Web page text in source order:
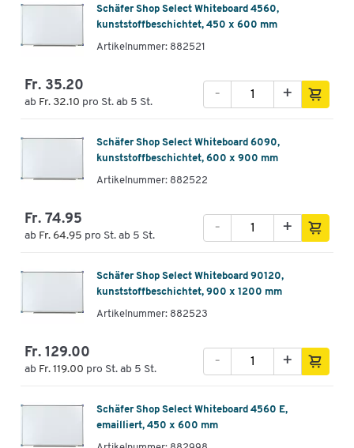
Schäfer Shop Select Whiteboard 4560,
kunststoffbeschichtet, 450 x 600 mm
Artikelnummer: 882521
Fr. 35.20
ab Fr. 32.10 pro St. ab 5 St.
+
-
Schäfer Shop Select Whiteboard 6090,
kunststoffbeschichtet, 600 x 900 mm
Artikelnummer: 882522
Fr. 74.95
ab Fr. 64.95 pro St. ab 5 St.
+
-
Schäfer Shop Select Whiteboard 90120,
kunststoffbeschichtet, 900 x 1200 mm
Artikelnummer: 882523
Fr. 129.00
ab Fr. 119.00 pro St. ab 5 St.
+
-
Schäfer Shop Select Whiteboard 4560 E,
emailliert, 450 x 600 mm